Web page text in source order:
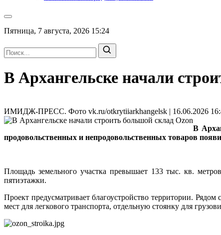
Пятница, 7 августа, 2026 15:24
В Архангельске начали
ИМИДЖ-ПРЕСС. Фото vk.ru/otkrytiiarkhangelsk | 16.06.2026
В
продовольственных и непродовольственных товаров
Площадь земельного участка превышает 133 тыс. кв.
пятиэтажки.
Проект предусматривает благоустройство территории.
мест для легкового транспорта, отдельную стоянку для